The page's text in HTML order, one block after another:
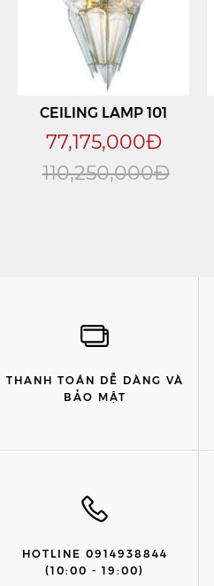
CEILING LAMP 101
77,175,000Đ
110,250,000Đ
THANH TOÁN DỄ DÀNG VÀ
BẢO MẬT
HOTLINE 0914938844
(10:00 - 19:00)